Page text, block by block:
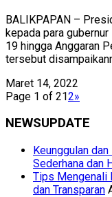
BALIKPAPAN –
kepada para
19 hingga Anggaran
tersebut
Maret 14, 2022
Page 1 of 212»
NEWSUPDATE
Keunggulan
Sederhana dan
Tips Mengenali
dan Transparan